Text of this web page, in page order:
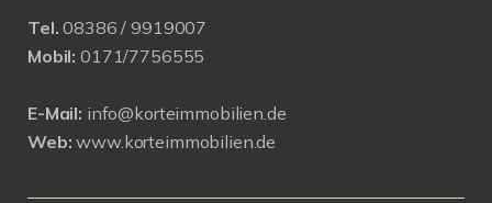
Tel. 08386 / 9919007
Mobil: 0171/7756555
E-Mail: info@korteimmobilien.de
Web: www.korteimmobilien.de